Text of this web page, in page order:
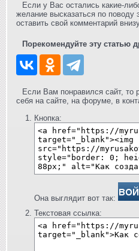
Если у Вас остались какие-
желание высказаться по поводу
оставить свой комментарий
Порекомендуйте эту статью
Если Вам понравился сайт, то
себя на сайте, на форуме, в
Кнопка:
Она выглядит вот так:
Текстовая ссылка: